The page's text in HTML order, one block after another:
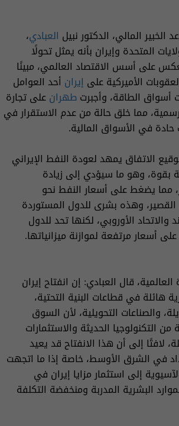
المالي، الدكتور نبيل العبادي،
المتحدة وإيران بأنه يمثل تحولًا
على أسس الاقتصاد العالمي، مبينًا
الأميركية على إيران أحد العوامل
الطاقة، وأجبرتطهرانعلى تجارة
مما خلق حالة من عدم الاستقرار في
حادة في الأسواق المالية.
الاتفاق يمهد لعودة النفط الإيراني
بقوة، وهو ما سيؤدي إلى زيادة
مما يضغط على أسعار النفط نحو
وهذه بشرى للدول المستوردة
والاتحاد الأوروبي، لكنها تحد للدول
أسعار مرتفعة لموازنة ميزانياتها.
قال العبادي: إن انفتاح إيران
هائلة في قطاعات البنية التحتية،
والصناعات التحويلية، لأن السوق
من التكنولوجيا الحديثة والاستثمارات
لافتًا إلى أن هذا الانفتاح قد يعيد
في الشرق الأوسط، خاصة إذا ما اتجهت
إلى استثمار مزايا إيران في
البشرية المدربة ومنخفضة التكلفة